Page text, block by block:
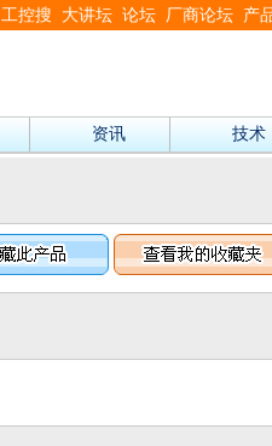
工控搜 大讲坛 论坛 厂商论坛 产
资讯 技术